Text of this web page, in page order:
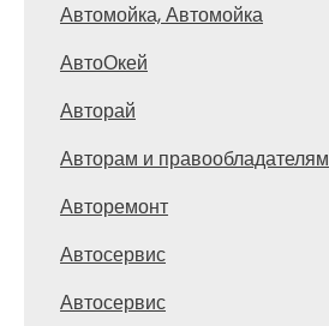
Автомойка, Автомойка
АвтоОкей
Авторай
Авторам и правообладателям
Авторемонт
Автосервис
Автосервис